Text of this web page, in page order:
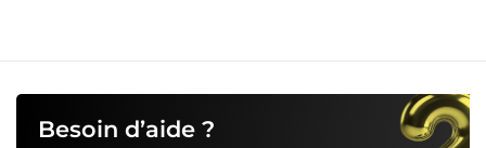
Besoin d’aide ?